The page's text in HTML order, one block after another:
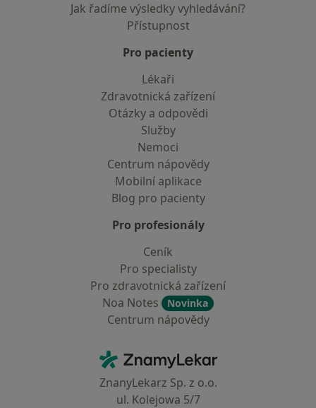
Jak řadíme výsledky vyhledávání?
Přístupnost
Pro pacienty
Lékaři
Zdravotnická zařízení
Otázky a odpovědi
Služby
Nemoci
Centrum nápovědy
Mobilní aplikace
Blog pro pacienty
Pro profesionály
Ceník
Pro specialisty
Pro zdravotnická zařízení
Noa Notes
Novinka
Centrum nápovědy
ZnamyLekar - Hlavní stránka
ZnanyLekarz Sp. z o.o.
ul. Kolejowa 5/7